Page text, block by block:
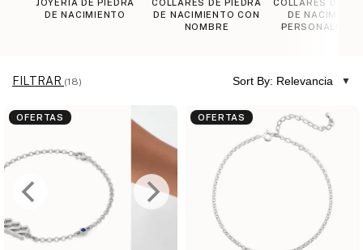
JOYERÍA DE PIEDRA
DE NACIMIENTO
COLLARES DE PIEDRA
DE NACIMIENTO CON
NOMBRE
COLLARES DE
DE
FILTRAR (18) Sort By: Relevancia
OFERTAS OFERTAS